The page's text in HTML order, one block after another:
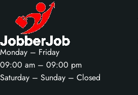
Monday – Friday
09:00 am – 09:00 pm
Saturday – Sunday – Closed